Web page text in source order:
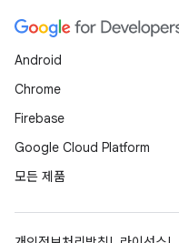
Android
Chrome
Firebase
Google Cloud Platform
모든 제품